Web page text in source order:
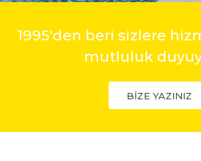
1995'den beri sizlere
mutluluk
BİZE YAZINIZ